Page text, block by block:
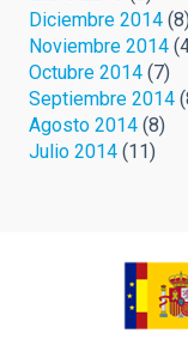
Diciembre 2014
Noviembre 2014
Octubre 2014 (7)
Septiembre 2014
Agosto 2014 (8)
Julio 2014 (11)